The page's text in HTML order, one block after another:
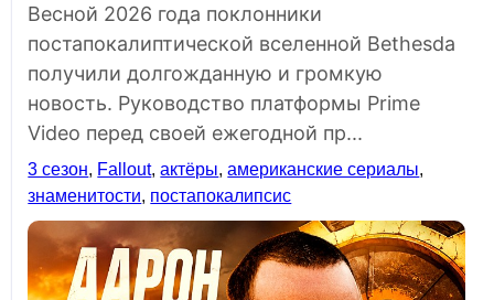
Весной 2026 года поклонники
постапокалиптической вселенной Bethesda
получили долгожданную и громкую
новость. Руководство платформы Prime
Video перед своей ежегодной пр...
3 сезон, Fallout,актёры,американские сериалы,
знаменитости, постапокалипсис